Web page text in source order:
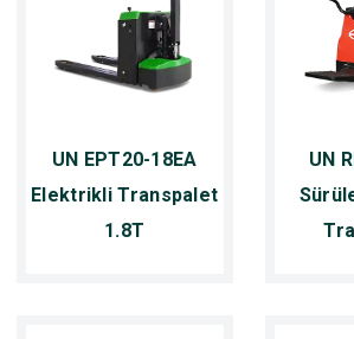
UN EPT20-18EA
Elektrikli Transpalet
1.8T
UN